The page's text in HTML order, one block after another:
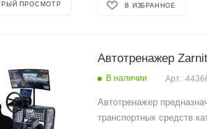
ПРОСМОТР В ИЗБРАННОЕ
Автотренажер
В наличии Арт.:
Автотренажер
транспортных средств